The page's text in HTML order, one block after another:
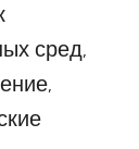
сред,